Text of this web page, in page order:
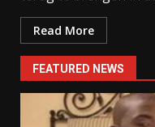
Read More
FEATURED NEWS